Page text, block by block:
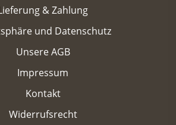
& Zahlung
und Datenschutz
Unsere AGB
Impressum
Kontakt
Widerrufsrecht